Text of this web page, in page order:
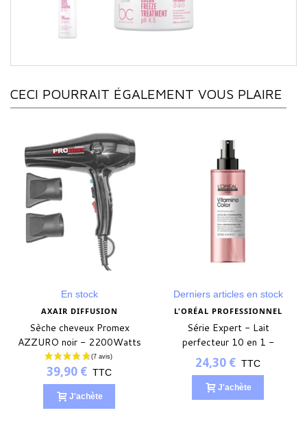
CECI POURRAIT ÉGALEMENT VOUS PLAIRE
En stock
AXAIR DIFFUSION
Sèche cheveux Promex
AZZURO noir - 2200Watts
39,90 € TTC
J'achète
Derniers articles en stock
L'ORÉAL PROFESSIONNEL
Série Expert - Lait
perfecteur 10 en 1 -
VITAMINO COLOR
24,30 € TTC
J'achète